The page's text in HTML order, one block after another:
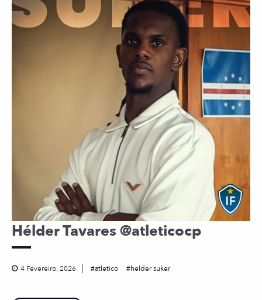
Hélder Tavares @atleticocp
4 Fevereiro, 2026 atletico helder suker